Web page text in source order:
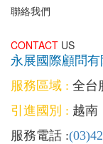
聯絡我們
CONTACT US
永展國際顧問
服務區域 : 全台
引進國別 : 越南
服務電話 :